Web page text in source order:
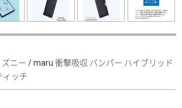
ニー / maru 衝撃吸収 バンパー ハイブリッド
ィッチ